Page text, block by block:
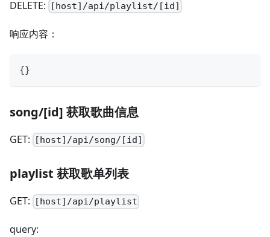
DELETE: [host]/api/playlist/[id]
响应内容：
{}
song/[id] 获取歌曲信息
GET: [host]/api/song/[id]
playlist 获取歌单列表
GET: [host]/api/playlist
query: